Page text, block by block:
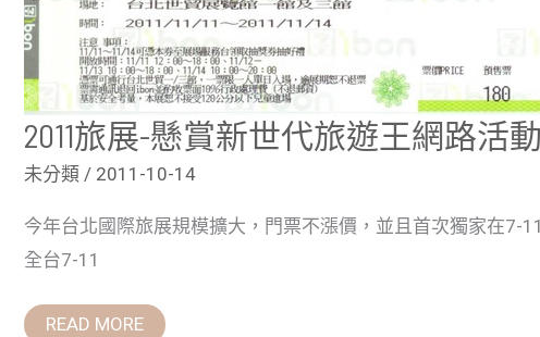
2011旅展-懸賞新世代旅遊王網路活
未分類 / 2011-10-14
今年台北國際旅展規模擴大，門票不漲價，並且首次獨家在7-
全台7-11
READ MORE